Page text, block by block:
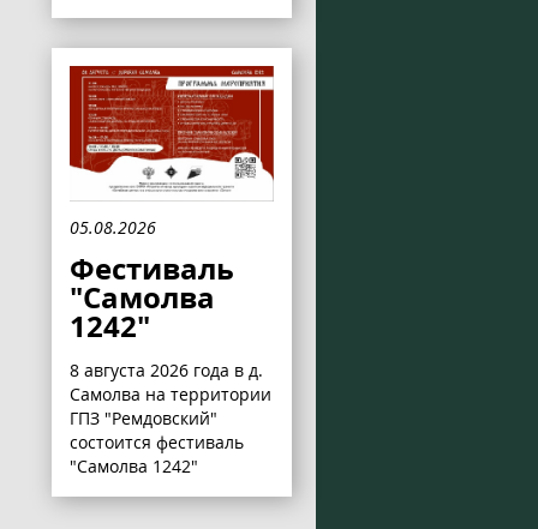
05.08.2026
Фестиваль
"Самолва
1242"
8 августа 2026 года в д.
Самолва на территории
ГПЗ "Ремдовский"
состоится фестиваль
"Самолва 1242"